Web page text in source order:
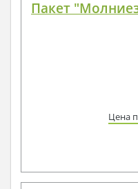
Пакет
Цена